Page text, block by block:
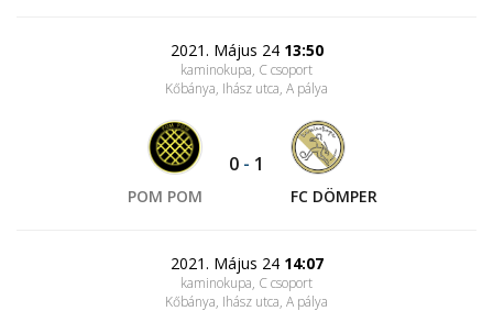
2021. Május 24 13:50
kaminokupa, C csoport
Kőbánya, Ihász utca, A pálya
POM POM
0 - 1
FC DÖMPER
2021. Május 24 14:07
kaminokupa, C csoport
Kőbánya, Ihász utca, A pálya